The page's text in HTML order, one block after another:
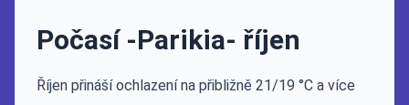
Počasí -Parikia- říjen
Říjen přináší ochlazení na přibližně 21/19 °C a více